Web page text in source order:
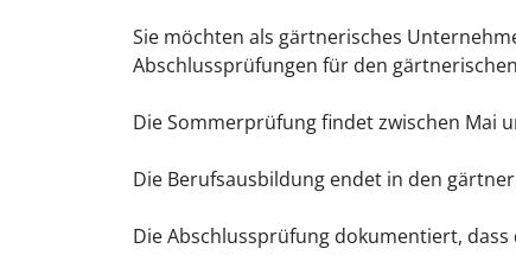
Sie möchten als gärtnerisches
Abschlussprüfungen für den
Die Sommerprüfung findet zwischen Mai
Die Berufsausbildung endet in den
Die Abschlussprüfung dokumentiert,